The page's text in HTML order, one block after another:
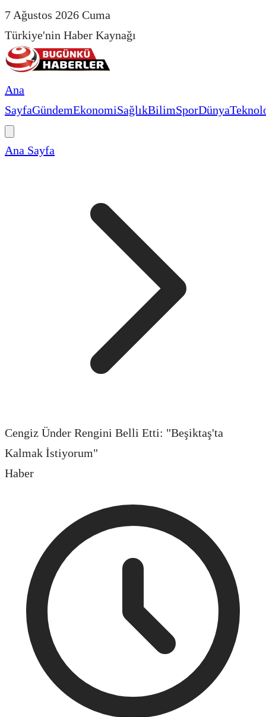
7 Ağustos 2026 Cuma
Türkiye'nin Haber Kaynağı
Ana
SayfaGündemEkonomiSağlıkBilimSporDünya
Ana Sayfa
Cengiz Ünder Rengini Belli Etti: "Beşiktaş'ta
Kalmak İstiyorum"
Haber